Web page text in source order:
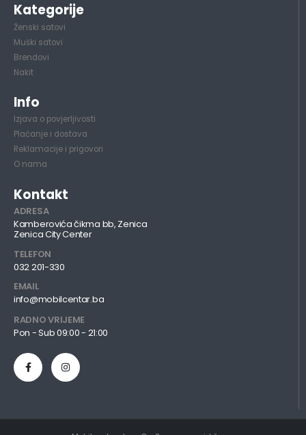
Kategorije
Ženski satovi
Muški satovi
Brendovi
Nakit
Info
Izjava o povjerljivosti
Plaćanje i dostava
Reklamacije i prigovori
O nama
Kontakt
ADRESA
Kamberovića čikma bb, Zenica
Zenica City Center
TELEFON
032 201-330
EMAIL
info@mobilcentar.ba
RADNO VRIJEME
Pon - Sub 09:00 - 21:00